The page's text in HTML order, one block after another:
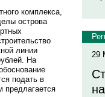
комплекса,
острова
линии
На
подать в
предлагается
29